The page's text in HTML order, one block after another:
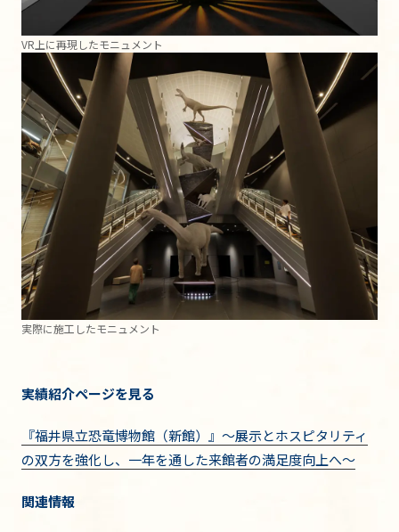
VR上に再現したモニュメント
実際に施工したモニュメント
実績紹介ページを見る
『福井県立恐竜博物館（新館）』～展示とホスピタリティ
の双方を強化し、一年を通した来館者の満足度向上へ～
関連情報